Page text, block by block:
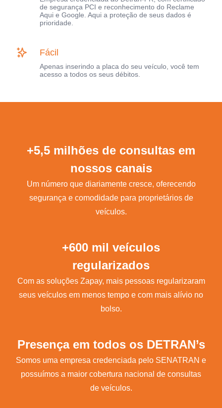
de segurança PCI e reconhecimento do Reclame
Aqui e Google. Aqui a proteção de seus dados é
prioridade.
Fácil
Apenas inserindo a placa do seu veículo, você tem
acesso a todos os seus débitos.
+5,5 milhões de consultas em
nossos canais
Um número que diariamente cresce, oferecendo
segurança e comodidade para proprietários de
veículos.
+600 mil veículos
regularizados
Com as soluções Zapay, mais pessoas regularizaram
seus veículos em menos tempo e com mais alívio no
bolso.
Presença em todos os DETRAN’s
Somos uma empresa credenciada pelo SENATRAN e
possuímos a maior cobertura nacional de consultas
de veículos.